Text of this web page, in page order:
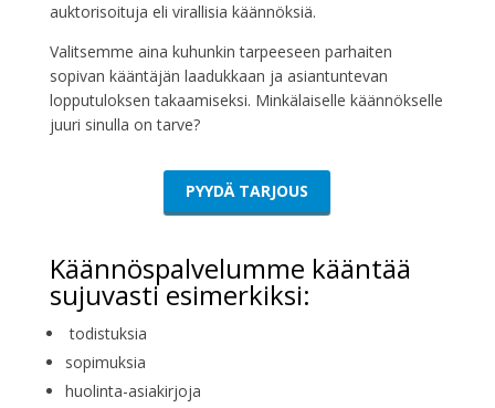
auktorisoituja eli virallisia käännöksiä.
Valitsemme aina kuhunkin tarpeeseen parhaiten
sopivan kääntäjän laadukkaan ja asiantuntevan
lopputuloksen takaamiseksi. Minkälaiselle käännökselle
juuri sinulla on tarve?
PYYDÄ TARJOUS
Käännöspalvelumme kääntää
sujuvasti esimerkiksi:
todistuksia
sopimuksia
huolinta-asiakirjoja